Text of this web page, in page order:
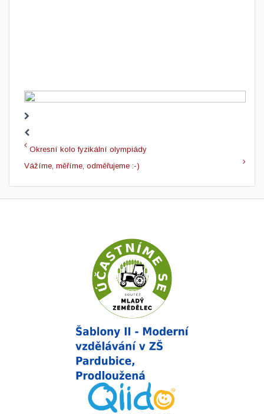
Okresní kolo fyzikální olympiády
Vážíme, měříme, odměřujeme :-)